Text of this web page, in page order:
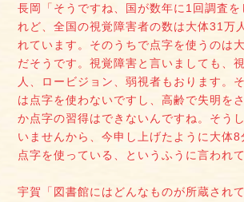
長岡「そうですね、国が数年に1回調査を
れど、全国の視覚障害者の数は大体31万
れています。そのうちで点字を使うのは
だそうです。視覚障害と言いましても、
人、ロービジョン、弱視者もおります。
は点字を使わないですし、高齢で失明を
か点字の習得はできないんですね。そう
いませんから、今申し上げたように大体
点字を使っている、というふうに言われて
宇賀「図書館にはどんなものが所蔵され